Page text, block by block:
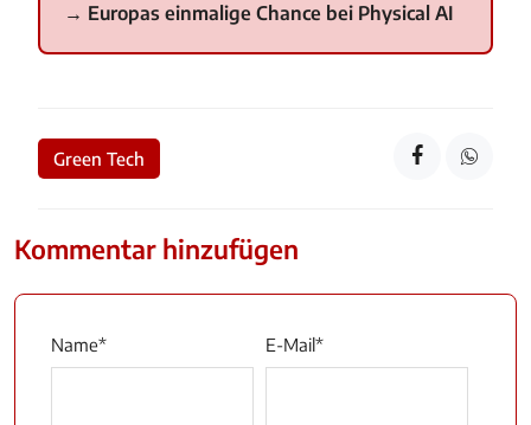
Europas einmalige Chance bei Physical AI
Green Tech
Kommentar hinzufügen
Name* E-Mail*